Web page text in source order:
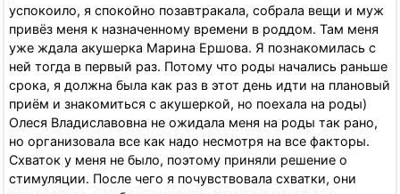
успокоило, я спокойно позавтракала, собрала вещи и муж
привёз меня к назначенному времени в роддом. Там меня
уже ждала акушерка Марина Ершова. Я познакомилась с
ней тогда в первый раз. Потому что роды начались раньше
срока, я должна была как раз в этот день идти на плановый
приём и знакомиться с акушеркой, но поехала на роды)
Олеся Владиславовна не ожидала меня на роды так рано,
но организовала все как надо несмотря на все факторы.
Схваток у меня не было, поэтому приняли решение о
стимуляции. После чего я почувствовала схватки, они